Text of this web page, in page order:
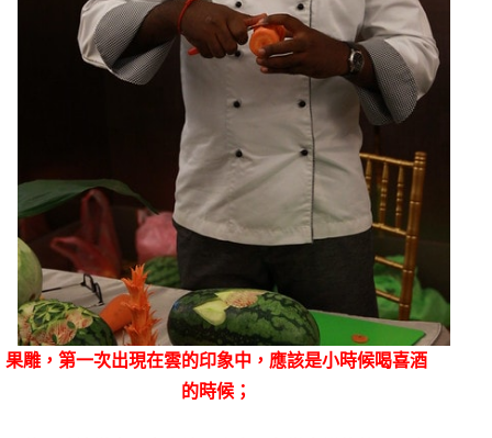
果雕，第一次出現在雲的印象中，應該是小時候喝喜酒
的時候；